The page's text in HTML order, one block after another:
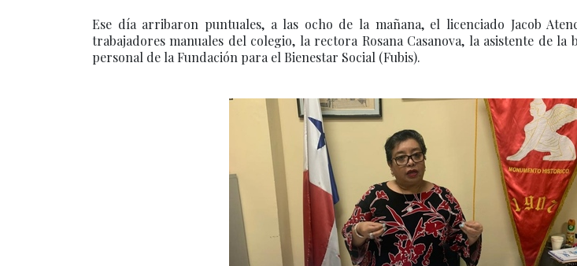
Ese día arribaron puntuales, a las ocho de la mañana, el licenciado Jacob
trabajadores manuales del colegio, la rectora Rosana Casanova, la asistente de la
personal de la Fundación para el Bienestar Social (Fubis).